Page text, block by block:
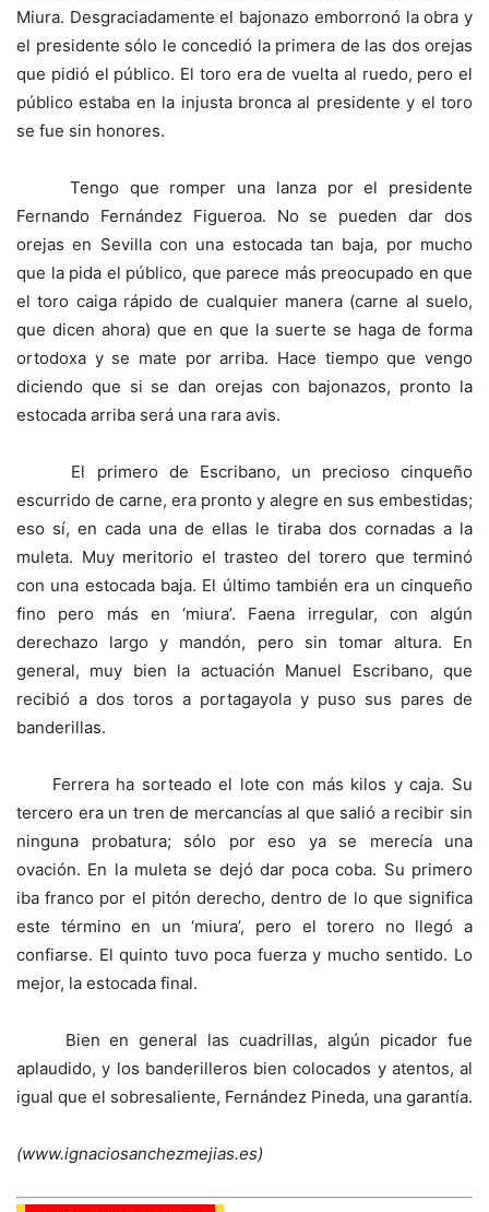
Miura. Desgraciadamente el bajonazo emborronó la obra y
el presidente sólo le concedió la primera de las dos orejas
que pidió el público. El toro era de vuelta al ruedo, pero el
público estaba en la injusta bronca al presidente y el toro
se fue sin honores.
Tengo que romper una lanza por el presidente
Fernando Fernández Figueroa. No se pueden dar dos
orejas en Sevilla con una estocada tan baja, por mucho
que la pida el público, que parece más preocupado en que
el toro caiga rápido de cualquier manera (carne al suelo,
que dicen ahora) que en que la suerte se haga de forma
ortodoxa y se mate por arriba. Hace tiempo que vengo
diciendo que si se dan orejas con bajonazos, pronto la
estocada arriba será una rara avis.
El primero de Escribano, un precioso cinqueño
escurrido de carne, era pronto y alegre en sus embestidas;
eso sí, en cada una de ellas le tiraba dos cornadas a la
muleta. Muy meritorio el trasteo del torero que terminó
con una estocada baja. El último también era un cinqueño
fino pero más en ‘miura’. Faena irregular, con algún
derechazo largo y mandón, pero sin tomar altura. En
general, muy bien la actuación Manuel Escribano, que
recibió a dos toros a portagayola y puso sus pares de
banderillas.
Ferrera ha sorteado el lote con más kilos y caja. Su
tercero era un tren de mercancías al que salió a recibir sin
ninguna probatura; sólo por eso ya se merecía una
ovación. En la muleta se dejó dar poca coba. Su primero
iba franco por el pitón derecho, dentro de lo que significa
este término en un ‘miura’, pero el torero no llegó a
confiarse. El quinto tuvo poca fuerza y mucho sentido. Lo
mejor, la estocada final.
Bien en general las cuadrillas, algún picador fue
aplaudido, y los banderilleros bien colocados y atentos, al
igual que el sobresaliente, Fernández Pineda, una garantía.
(www.ignaciosanchezmejias.es)